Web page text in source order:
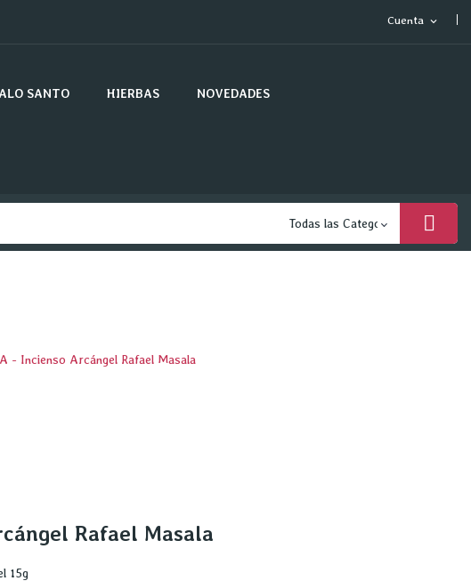
Cuenta expand_more
SANTO HIERBAS NOVEDADES
- Incienso Arcángel Rafael Masala
Rafael Masala
15g